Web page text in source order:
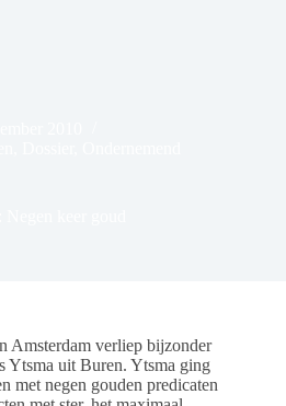
verliep bijzonder
Ytsma uit Buren. Ytsma ging
met negen gouden predicaten